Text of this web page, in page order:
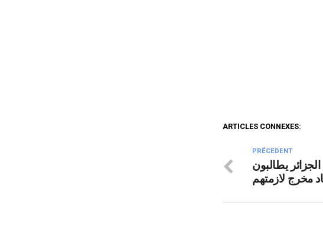
ARTICLES CONNEXES:
PRÉCEDENT
يطالبون
مخرج لازمتهم